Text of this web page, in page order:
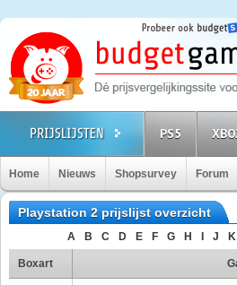
PS5
Home Nieuws Shopsurvey Forum
Playstation 2 prijslijst overzicht
A B C D E F G H J K
Boxart